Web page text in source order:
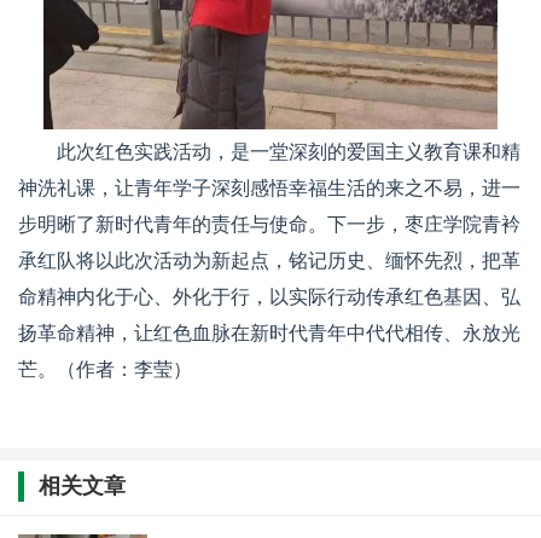
此次红色实践活动，是一堂深刻的爱国主义教育课和精
神洗礼课，让青年学子深刻感悟幸福生活的来之不易，进一
步明晰了新时代青年的责任与使命。下一步，枣庄学院青衿
承红队将以此次活动为新起点，铭记历史、缅怀先烈，把革
命精神内化于心、外化于行，以实际行动传承红色基因、弘
扬革命精神，让红色血脉在新时代青年中代代相传、永放光
芒。（作者：李莹）
相关文章